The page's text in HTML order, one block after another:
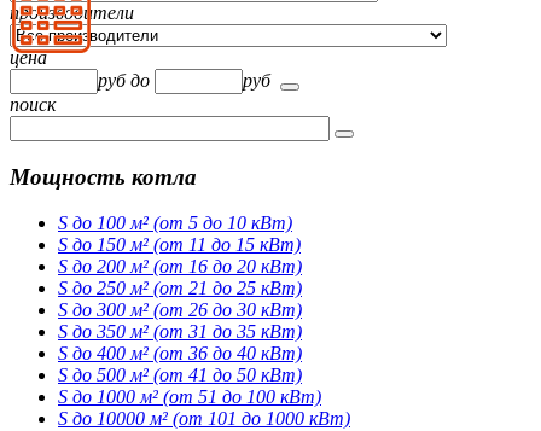
производители
цена
рубдо
руб
поиск
Мощность котла
S до 100 м² (от 5 до 10 кВт)
S до 150 м² (от 11 до 15 кВт)
S до 200 м² (от 16 до 20 кВт)
S до 250 м² (от 21 до 25 кВт)
S до 300 м² (от 26 до 30 кВт)
S до 350 м² (от 31 до 35 кВт)
S до 400 м² (от 36 до 40 кВт)
S до 500 м² (от 41 до 50 кВт)
S до 1000 м² (от 51 до 100 кВт)
S до 10000 м² (от 101 до 1000 кВт)